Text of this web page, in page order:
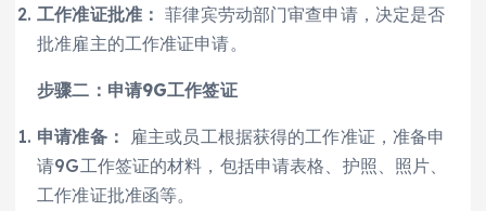
工作准证批准： 菲律宾劳动部门审查申请，决定是否
批准雇主的工作准证申请。
步骤二：申请9G工作签证
申请准备：
雇主或员工根据获得的工作准证，准备申
请9G工作签证的材料，包括申请表格、护照、照片、
工作准证批准函等。